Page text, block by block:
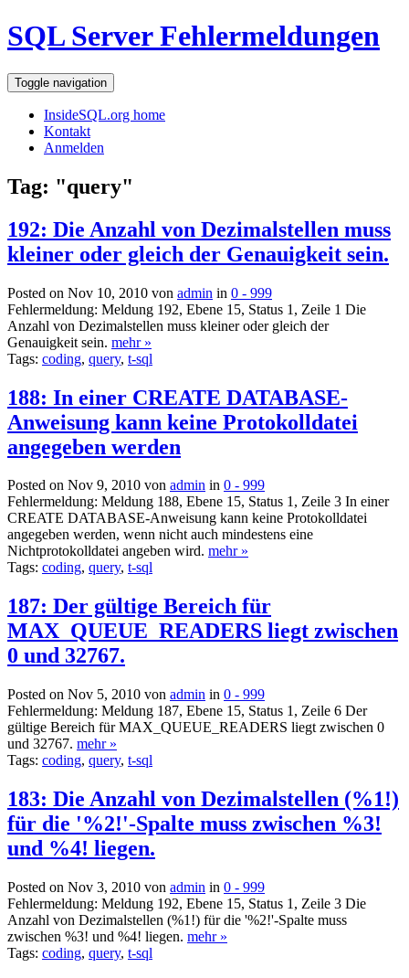
SQL Server Fehlermeldungen
Toggle navigation
InsideSQL.org home
Kontakt
Anmelden
Tag: "query"
192: Die Anzahl von Dezimalstellen muss
kleiner oder gleich der Genauigkeit sein.
Posted on Nov 10, 2010 von admin in 0 - 999
Fehlermeldung: Meldung 192, Ebene 15, Status 1, Zeile 1 Die
Anzahl von Dezimalstellen muss kleiner oder gleich der
Genauigkeit sein. mehr »
Tags: coding, query, t-sql
188: In einer CREATE DATABASE-
Anweisung kann keine Protokolldatei
angegeben werden
Posted on Nov 9, 2010 von admin in 0 - 999
Fehlermeldung: Meldung 188, Ebene 15, Status 1, Zeile 3 In einer
CREATE DATABASE-Anweisung kann keine Protokolldatei
angegeben werden, wenn nicht auch mindestens eine
Nichtprotokolldatei angeben wird. mehr »
Tags: coding, query, t-sql
187: Der gültige Bereich für
MAX_QUEUE_READERS liegt zwischen
0 und 32767.
Posted on Nov 5, 2010 von admin in 0 - 999
Fehlermeldung: Meldung 187, Ebene 15, Status 1, Zeile 6 Der
gültige Bereich für MAX_QUEUE_READERS liegt zwischen 0
und 32767. mehr »
Tags: coding, query, t-sql
183: Die Anzahl von Dezimalstellen (%1!)
für die '%2!'-Spalte muss zwischen %3!
und %4! liegen.
Posted on Nov 3, 2010 von admin in 0 - 999
Fehlermeldung: Meldung 192, Ebene 15, Status 1, Zeile 3 Die
Anzahl von Dezimalstellen (%1!) für die '%2!'-Spalte muss
zwischen %3! und %4! liegen. mehr »
Tags: coding, query, t-sql